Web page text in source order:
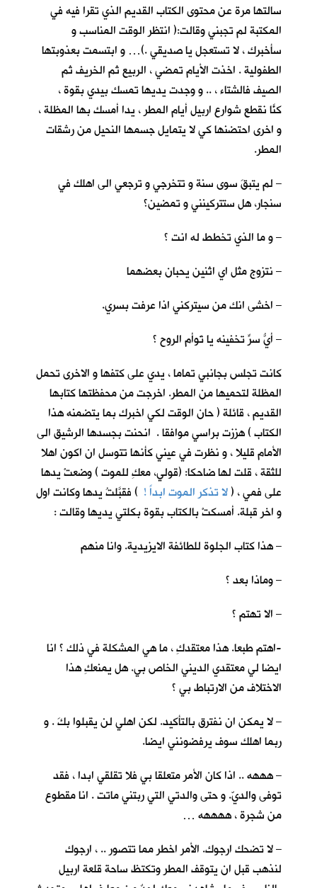
سالتها مرة عن محتوى الكتاب القديم الذي تقرا فيه في
المكتبة لم تجبني وقالت:( انتظر الوقت المناسب و
سأخبرك ، لا تستعجل يا صديقي .)… و ابتسمت بعذوبتها
الطفولية . اخذت الأيام تمضي ، الربيع ثم الخريف ثم
الصيف فالشتاء ، .. و وجدت يديها تمسك بيدي بقوة ،
كنّا نقطع شوارع اربيل أيام المطر ، يداً أمسك بها المظلة ،
و اخرى احتضنها كي لا يتمايل جسمها النحيل من رشقات
المطر.
– لم يتبقَ سوى سنة و تتخرجي و ترجعي الى اهلك في
سنجار، هل ستتركينني و تمضين؟
– و ما الذي تخطط له انت ؟
– نتزوج مثل اي اثنين يحبان بعضهما
– اخشى انك من سيتركني اذا عرفت بسري.
– أيُّ سرٍّ تخفينه يا تَوأم الروح ؟
كانت تجلس بجانبي تماما ، يدي على كتفها و الاخرى تحمل
المظلة لتحميها من المطر. اخرجت من محفظتها كتابها
القديم ، قائلة ( حان الوقت لكي اخبرك بما يتضمنه هذا
الكتاب ) هززت براسي موافقا . انحنت بجسدها الرشيق الى
الأمام قليلا ، و نظرت في عيني كأنها تتوسل ان اكون اهلا
للثقة ، قلت لها ضاحكا: (قولي، معكِ للموت ) وضعتْ يدها
على فمي ، (لا تذكر الموت ابداً ! ) فقبَّلتُ يدها وكانت اول
و اخر قبلة. أمسكتْ بالكتاب بقوة بكلتي يديها وقالت :
– هذا كتاب الجلوة للطائفة الايزيدية. وانا منهم
– وماذا بعد ؟
– الا تهتم ؟
-اهتم طبعا. هذا معتقدكِ ، ما هي المشكلة في ذلك ؟ انا
ايضا لي معتقدي الديني الخاص بي. هل يمنعكِ هذا
الاختلاف من الارتباط بي ؟
– لا يمكن ان نفترق بالتأكيد. لكن اهلي لن يقبلوا بكَ . و
ربما اهلك سوف يرفضونني ايضا.
– هههه .. اذا كان الأمر متعلقا بي فلا تقلقي ابدا ، فقد
توفى والديّ. و حتى والدتي التي ربتني ماتت . انا مقطوع
من شجرة ، ههههه …
– لا تضحك ارجوك. الأمر اخطر مما تتصور .. ، ارجوك
لنذهب قبل ان يتوقف المطر وتكتظ ساحة قلعة اربيل